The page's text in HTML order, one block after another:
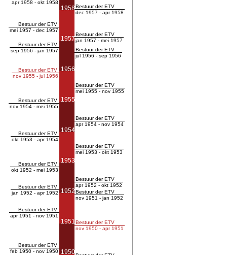
apr 1958 - okt 1958
Bestuur der ETV
mei 1957 - dec 1957
Bestuur der ETV
sep 1956 - jan 1957
Bestuur der ETV
nov 1955 - jul 1956
Bestuur der ETV
nov 1954 - mei 1955
Bestuur der ETV
okt 1953 - apr 1954
Bestuur der ETV
okt 1952 - mei 1953
Bestuur der ETV
jan 1952 - apr 1952
Bestuur der ETV
apr 1951 - nov 1951
Bestuur der ETV
feb 1950 - nov 1950
1958
1957
1956
1955
1954
1953
1952
1951
1950
Bestuur der ETV
dec 1957 - apr 1958
Bestuur der ETV
jan 1957 - mei 1957
Bestuur der ETV
jul 1956 - sep 1956
Bestuur der ETV
mei 1955 - nov 1955
Bestuur der ETV
apr 1954 - nov 1954
Bestuur der ETV
mei 1953 - okt 1953
Bestuur der ETV
apr 1952 - okt 1952
Bestuur der ETV
nov 1951 - jan 1952
Bestuur der ETV
nov 1950 - apr 1951